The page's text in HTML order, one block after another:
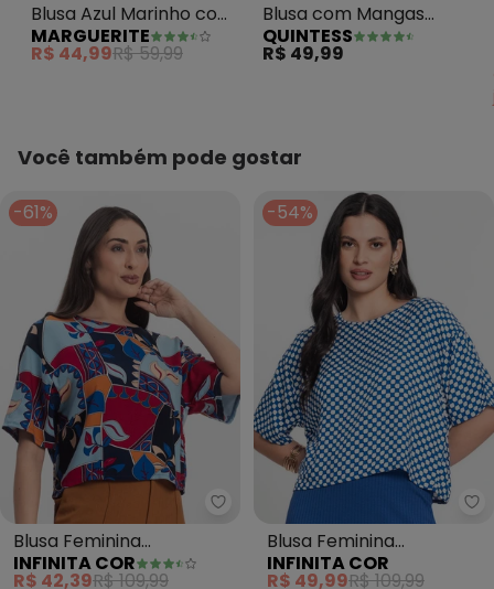
Blusa Azul Marinho com
Bordado
MARGUERITE
R$ 44,99R$ 59,99
Blusa com Mangas
Curtas Oceano Azul
QUINTESS
R$ 49,99
Você também pode gostar
-61%
Infinita Cor - Blusa Feminina
Blusa Feminina
Estampada (Azul)
INFINITA COR
R$ 42,39R$ 109,99
-54%
Blusa Feminina
Estampada Infinita Cor
INFINITA COR
R$ 49,99R$ 109,99